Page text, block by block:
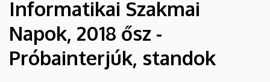
Próbainterjúk,
standok
Informatikai Szakmai
Napok, 2018 ősz -
Próbainterjúk, standok